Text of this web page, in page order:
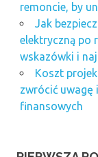
remoncie, by
Jak
elektryczną po
wskazówki i
Koszt
zwrócić uwagę
finansowych